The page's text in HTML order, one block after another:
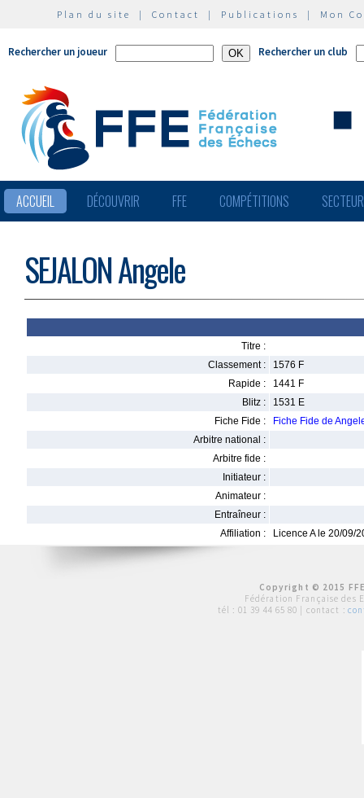
Plan du site | Contact | Publications | Mon
Rechercher un joueur Rechercher un club
ACCUEIL DÉCOUVRIR FFE COMPÉTITIONS
SEJALON Angele
Titre :
Classement :
1576 F
Rapide :
1441 F
Blitz :
1531 E
Fiche Fide :
Fiche Fide de
Arbitre national :
Arbitre fide :
Initiateur :
Animateur :
Entraîneur :
Affiliation :
Licence A le 20/09/
Copyright © 2015
Fédération Française des
tél : 01 39 44 65 80 | contact :